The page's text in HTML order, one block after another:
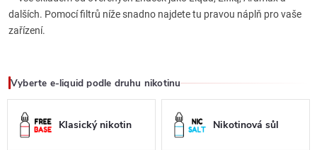
dalších. Pomocí filtrů níže snadno najdete tu pravou náplň pro vaše
zařízení.
Vyberte e-liquid podle druhu nikotinu
Klasický nikotin Nikotinová sůl